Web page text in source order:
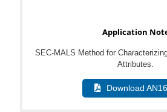
Application
SEC-MALS Method for
Attributes.
Download